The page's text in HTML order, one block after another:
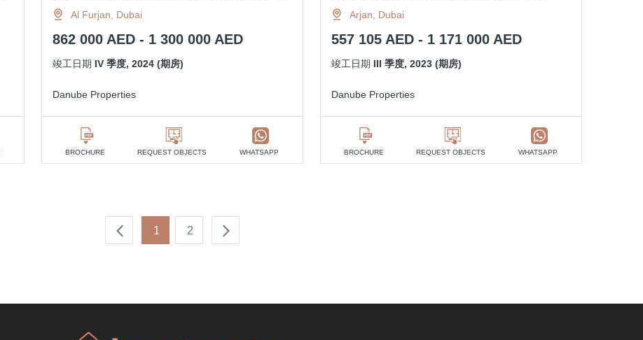
Al Furjan, Dubai
862 000 AED - 1 300 000 AED
竣工日期 IV 季度, 2024 (期房)
Danube Properties
BROCHURE REQUEST OBJECTS WHATSAPP
Arjan, Dubai
557 105 AED - 1 171 000 AED
竣工日期 III 季度, 2023 (期房)
Danube Properties
BROCHURE REQUEST OBJECTS WHATSAPP
1 2